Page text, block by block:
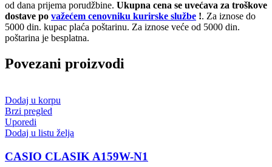
od dana prijema porudžbine. Ukupna cena se uvećava za troškove
dostave po važećem cenovniku kurirske službe !. Za iznose do
5000 din. kupac plaća poštarinu. Za iznose veće od 5000 din.
poštarina je besplatna.
Povezani proizvodi
Dodaj u korpu
Brzi pregled
Uporedi
Dodaj u listu želja
CASIO CLASIK A159W-N1